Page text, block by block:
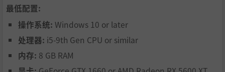
保持健康的工作与生活平衡
把这里建设成舒适的家——你将会长期生活在这里。在探索
最低配置:
操作系统: Windows 10 or later
处理器: i5-9th Gen CPU or similar
内存: 8 GB RAM